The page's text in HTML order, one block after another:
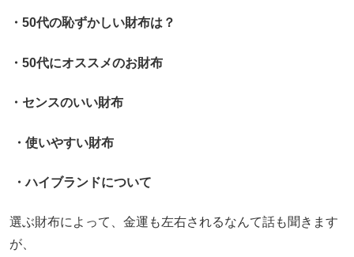
・50代の恥ずかしい財布は？
・50代にオススメのお財布
・センスのいい財布
・使いやすい財布
・ハイブランドについて
選ぶ財布によって、金運も左右されるなんて話も聞きます
が、